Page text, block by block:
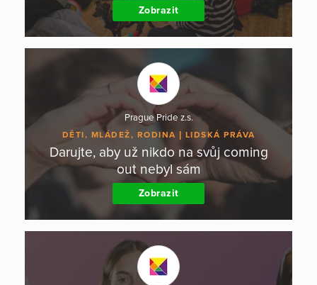
Zobrazit
Prague Pride z.s.
DĚTI, MLÁDEŽ, RODINA LIDSKÁ PRÁVA
Darujte, aby už nikdo na svůj coming
out nebyl sám
Zobrazit